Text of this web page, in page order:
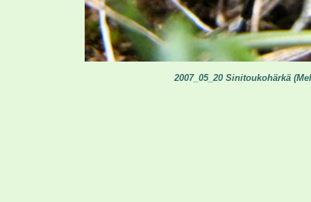
2007_05_20 Sinitoukohärkä